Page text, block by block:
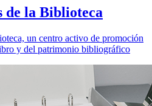
de la Biblioteca
un centro activo de promoción
y del patrimonio bibliográfico